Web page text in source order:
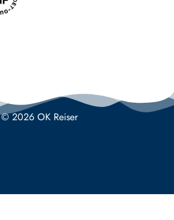
© 2026 OK Reiser